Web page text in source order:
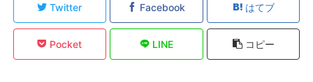
Twitter Facebook はてブ
Pocket LINE コピー